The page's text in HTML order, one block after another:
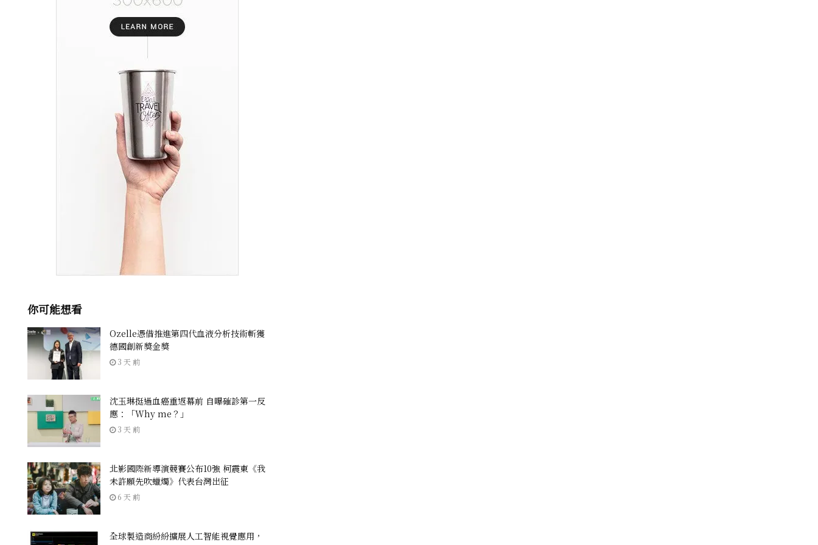
你可能想看
Ozelle憑借推進第四代血液分析技術斬獲
德國創新獎金獎
3 天 前
沈玉琳挺過血癌重返幕前 自曝確診第一反
應：「Why me？」
3 天 前
北影國際新導演競賽公布10強 柯震東《我
未許願先吹蠟燭》代表台灣出征
6 天 前
全球製造商紛紛擴展人工智能視覺應用，